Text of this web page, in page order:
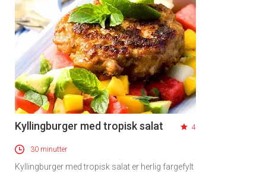
Kyllingburger med tropisk salat 4
30 minutter
Kyllingburger med tropisk salat er herlig fargefylt